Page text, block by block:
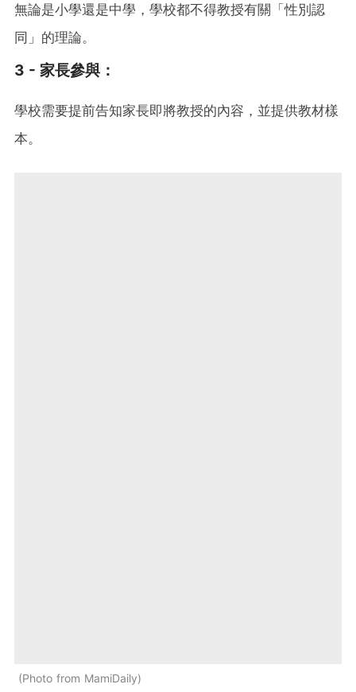
無論是小學還是中學，學校都不得教授有關「性別認
同」的理論。
3 - 家長參與 ：
學校需要提前告知家長即將教授的內容，並提供教材樣
本。
Photo from MamiDaily